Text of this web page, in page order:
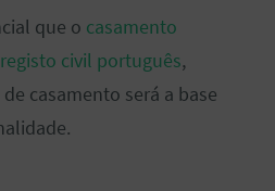
que o casamento
civil português,
casamento será a base